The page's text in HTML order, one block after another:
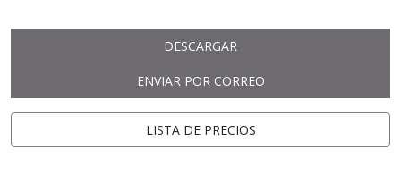
DESCARGAR
ENVIAR POR CORREO
LISTA DE PRECIOS